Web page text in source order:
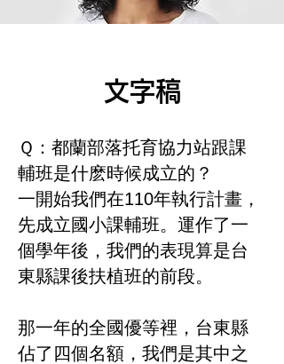
文字稿
Ｑ：都蘭部落托育協力站跟課
輔班是什麽時候成立的？
一開始我們在110年執行計畫，
先成立國小課輔班。運作了一
個學年後，我們的表現算是台
東縣課後扶植班的前段。
那一年的全國優等裡，台東縣
佔了四個名額，我們是其中之